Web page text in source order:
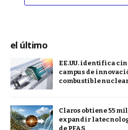
el último
EE.UU. identifica
campus de
combustible
Claros obtiene 55
expandir la
de PFAS